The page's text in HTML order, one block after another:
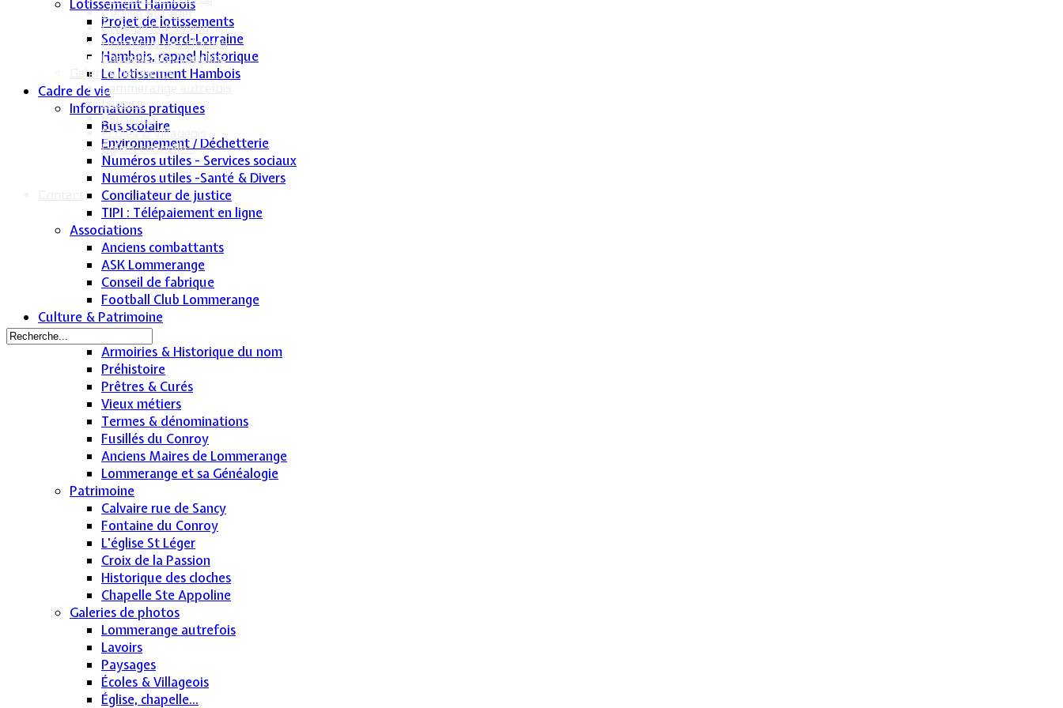
L'église St Léger
Croix de la Passion
Historique des cloches
Chapelle Ste Appoline
Galeries de photos
Lommerange autrefois
Lavoirs
Paysages
Écoles & Villageois
Église, chapelle...
Lotissement Hambois
Projet de lotissements
Sodevam Nord-Lorraine
Hambois, rappel historique
Le lotissement Hambois
Cadre de vie
Informations pratiques
Bus scolaire
Environnement / Déchetterie
Numéros utiles - Services sociaux
Numéros utiles -Santé & Divers
Conciliateur de justice
TIPI : Télépaiement en ligne
Associations
Anciens combattants
ASK Lommerange
Conseil de fabrique
Football Club Lommerange
Culture & Patrimoine
Historique
Armoiries & Historique du nom
Préhistoire
Prêtres & Curés
Vieux métiers
Termes & dénominations
Fusillés du Conroy
Anciens Maires de Lommerange
Lommerange et sa Généalogie
Patrimoine
Calvaire rue de Sancy
Fontaine du Conroy
L'église St Léger
Croix de la Passion
Historique des cloches
Chapelle Ste Appoline
Galeries de photos
Lommerange autrefois
Lavoirs
Paysages
Écoles & Villageois
Église, chapelle...